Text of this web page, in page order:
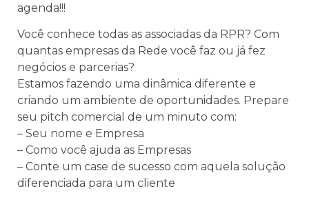
agenda!!!
Você conhece todas as associadas da RPR? Com
quantas empresas da Rede você faz ou já fez
negócios e parcerias?
Estamos fazendo uma dinâmica diferente e
criando um ambiente de oportunidades. Prepare
seu pitch comercial de um minuto com:
– Seu nome e Empresa
– Como você ajuda as Empresas
– Conte um case de sucesso com aquela solução
diferenciada para um cliente